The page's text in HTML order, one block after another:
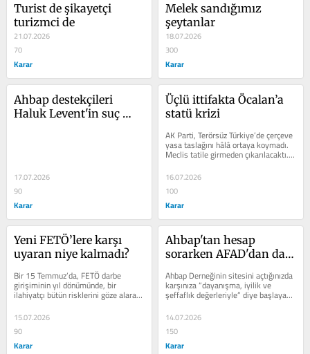
Turist de şikayetçi
turizmci de
21.07.2026
70
Karar
Melek sandığımız
şeytanlar
18.07.2026
300
Karar
Ahbap destekçileri
Haluk Levent'in suç
17.07.2026
90
Karar
Üçlü ittifakta Öcalan’a
statü krizi
AK Parti, Terörsüz Türkiye’de çerçeve
yasa taslağını hâlâ ortaya koymadı.
Meclis tatile girmeden çıkarılacaktı.
Daha muhalefet...
16.07.2026
100
Karar
Yeni FETÖ’lere karşı
uyaran niye kalmadı?
Bir 15 Temmuz’da, FETÖ darbe
girişiminin yıl dönümünde, bir
ilahiyatçı bütün risklerini göze alarak
erken uyarı görevini yaptı. İş...
15.07.2026
90
Karar
Ahbap'tan hesap
sorarken AFAD'dan da o
Ahbap Derneğinin sitesini açtığınızda
karşınıza “dayanışma, iyilik ve
şeffaflık değerleriyle” diye başlayan
bir tanıtım cümlesi...
14.07.2026
150
Karar